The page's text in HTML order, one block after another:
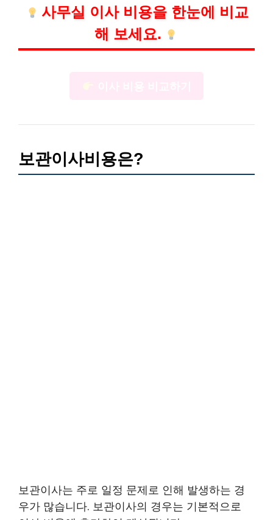
사무실 이사 비용을 한눈에 비교
해 보세요.
보관이사비용은?
보관이사는 주로 일정 문제로 인해 발생하는 경
우가 많습니다. 보관이사의 경우는 기본적으로